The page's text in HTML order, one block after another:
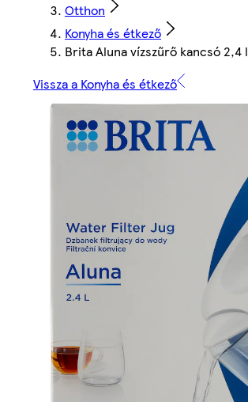
Otthon
Konyha és étkező
Brita Aluna vízszűrő kancsó 2,4 l
Vissza a Konyha és étkező